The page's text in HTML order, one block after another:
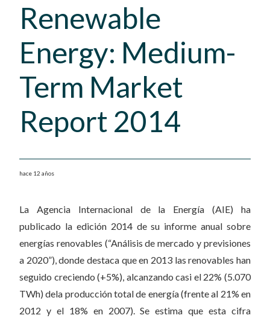
Renewable
Energy: Medium-
Term Market
Report 2014
hace 12 años
La Agencia Internacional de la Energía (AIE) ha
publicado la edición 2014 de su informe anual sobre
energías renovables (“Análisis de mercado y previsiones
a 2020”), donde destaca que en 2013 las renovables han
seguido creciendo (+5%), alcanzando casi el 22% (5.070
TWh) dela producción total de energía (frente al 21% en
2012 y el 18% en 2007). Se estima que esta cifra